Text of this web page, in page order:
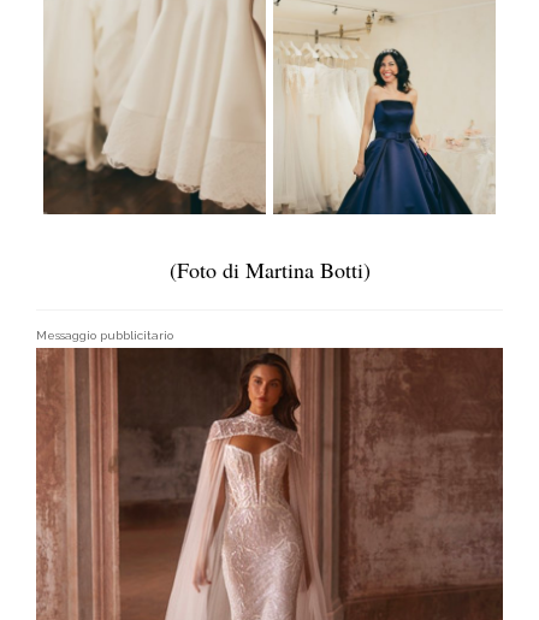
(Foto di Martina Botti)
Messaggio pubblicitario